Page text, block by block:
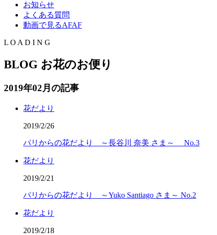
お知らせ
よくある質問
動画で見るAFAF
L O A D I N G
BLOG お花のお便り
2019年02月の記事
花だより
2019/2/26
パリからの花だより ～長谷川 奈美 さま～ No.3
花だより
2019/2/21
パリからの花だより ～Yuko Santiago さま～ No.2
花だより
2019/2/18